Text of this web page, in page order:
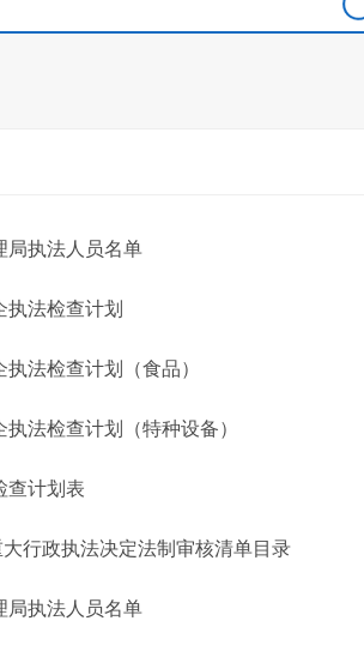
局执法人员名单
法检查计划
法检查计划（食品）
法检查计划（特种设备）
查计划表
行政执法决定法制审核清单目录
局执法人员名单